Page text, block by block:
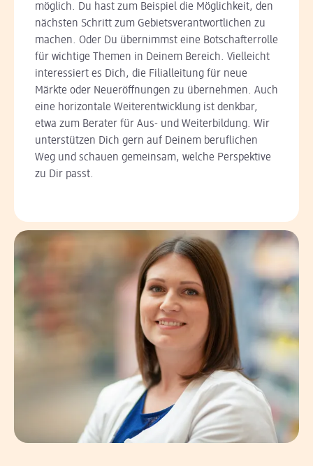
möglich. Du hast zum Beispiel die Möglichkeit, den
nächsten Schritt zum Gebiets­verantwortlichen zu
machen. Oder Du übernimmst eine Botschafterrolle
für wichtige Themen in Deinem Bereich. Vielleicht
interessiert es Dich, die Filialleitung für neue
Märkte oder Neueröffnungen zu übernehmen. Auch
eine horizontale Weiterentwicklung ist denkbar,
etwa zum Berater für Aus- und Weiterbildung. Wir
unterstützen Dich gern auf Deinem beruflichen
Weg und schauen gemeinsam, welche Perspektive
zu Dir passt.